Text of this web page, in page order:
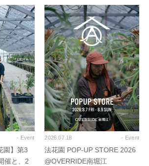
- Event
園】第3
催と、2
2026.07.18 - Event
法花園 POP-UP STORE 2026
@OVERRIDE南堀江